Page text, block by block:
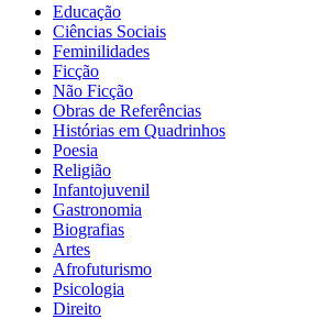
Educação
Ciências Sociais
Feminilidades
Ficção
Não Ficção
Obras de Referências
Histórias em Quadrinhos
Poesia
Religião
Infantojuvenil
Gastronomia
Biografias
Artes
Afrofuturismo
Psicologia
Direito